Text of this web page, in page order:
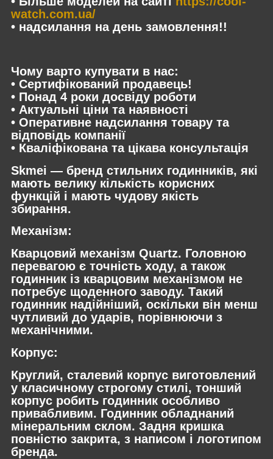
watch.com.ua/
• надсилання на день замовлення!!
Чому варто купувати в нас:
• Сертифікований продавець!
• Понад 4 роки досвіду роботи
• Актуальні ціни та наявності
• Оперативне надсилання товару та
відповідь компанії
• Кваліфікована та цікава консультація
Skmei — бренд стильних годинників, які
мають велику кількість корисних
функцій і мають чудову якість
збирання.
Механізм:
Кварцовий механізм Quartz. Головною
перевагою є точність ходу, а також
годинник із кварцовим механізмом не
потребує щоденного заводу. Такий
годинник надійніший, оскільки він менш
чутливий до ударів, порівнюючи з
механічними.
Корпус:
Круглий, сталевий корпус виготовлений
у класичному строгому стилі, тонший
корпус робить годинник особливо
привабливим. Годинник обладнаний
мінеральним склом. Задня кришка
повністю закрита, з написом і логотипом
бренда.